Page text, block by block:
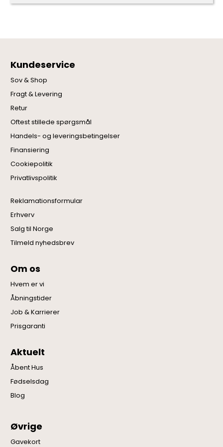
Kundeservice
Sov & Shop
Fragt & Levering
Retur
Oftest stillede spørgsmål
Handels- og leveringsbetingelser
Finansiering
Cookiepolitik
Privatlivspolitik
Reklamationsformular
Erhverv
Salg til Norge
Tilmeld nyhedsbrev
Om os
Hvem er vi
Åbningstider
Job & Karrierer
Prisgaranti
Aktuelt
Åbent Hus
Fødselsdag
Blog
Øvrige
Gavekort